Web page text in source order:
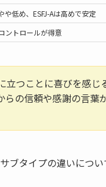
や低め、ESFJ-Aは高めで安定
ントロールが得意
立つことに喜びを感じ
らの信頼や感謝の言葉
ブタイプの違いについ